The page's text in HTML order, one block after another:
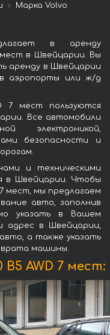
Марка Volvo
в аренду
мест в Швейцарии. Вы
аренду в Швейцарии
аэропорты или ж/д
7 мест пользуются
Все автомобили
электроникой,
безопасности и
и техническими
в Швейцарии. Чтобы
7 мест, мы предлагаем
авто, заполнив
указать в Вашем
адрес в Швейцарии,
а также указать
машины.
AWD 7 мест: